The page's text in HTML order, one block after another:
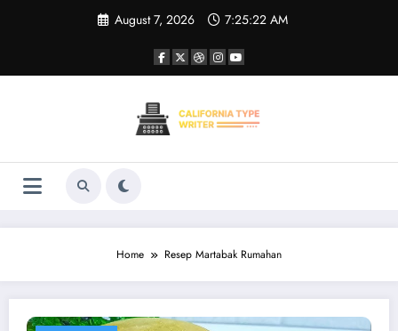
August 7, 2026 7:25:22 AM
Home Resep Martabak Rumahan